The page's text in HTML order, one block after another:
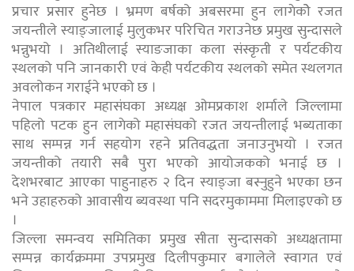
प्रचार प्रसार हुनेछ । भ्रमण बर्षको अबसरमा हुन लागेकोे रजत
जयन्तीले स्याङ्जालाई मुलुकभर परिचित गराउनेछ प्रमुख सुन्दासले
भन्नुभयो । अतिथीलाई स्याङजाका कला संस्कृती र पर्यटकीय
स्थलको पनि जानकारी एवं केही पर्यटकीय स्थलको समेत स्थलगत
अवलोकन गराईने भएको छ ।
नेपाल पत्रकार महासंघका अध्यक्ष ओमप्रकाश शर्माले जिल्लामा
पहिलो पटक हुन लागेको महासंघको रजत जयन्तीलाई भब्यताका
साथ सम्पन्न गर्न सहयोग रहने प्रतिवद्धता जनाउनुभयो । रजत
जयन्तीको तयारी सबै पुरा भएको आयोजकको भनाई छ ।
देशभरबाट आएका पाहुनाहरु २ दिन स्याङ्जा बस्नुहुने भएका छन
भने उहाहरुको आवासीय ब्यवस्था पनि सदरमुकाममा मिलाइएको छ
।
जिल्ला समन्वय समितिका प्रमुख सीता सुन्दासको अध्यक्षतामा
सम्पन्न कार्यक्रममा उपप्रमुख दिलीपकुमार बगालेले स्वागत एवं